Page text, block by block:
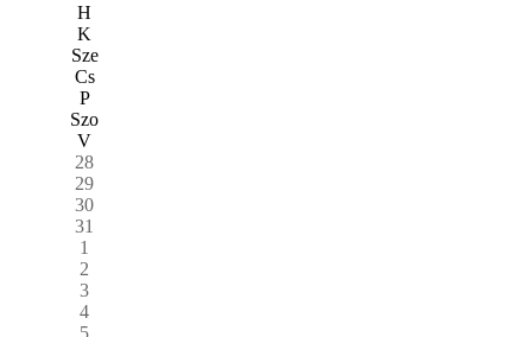
H
K
Sze
Cs
P
Szo
V
28
29
30
31
1
2
3
4
5